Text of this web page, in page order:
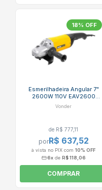
18% OFF
Esmerilhadeira Angular 7"
2600W 110V EAV2600
VONDER
Vonder
de R$ 777,11
porR$ 637,52
à vista no PIX com 10% OFF
6x de R$ 118,06
COMPRAR